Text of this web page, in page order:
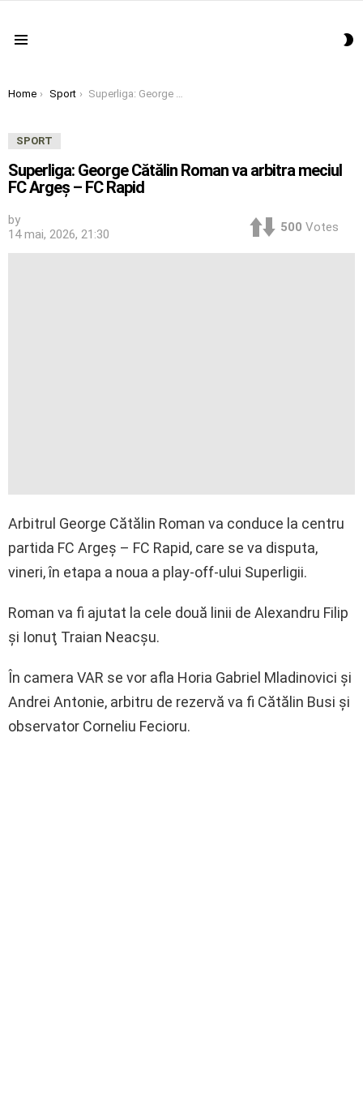
You are here:
Home Sport Superliga: George Cătălin Roman va arbitra meciul FC Argeş – FC Rapid
SPORT
Superliga: George Cătălin Roman va arbitra meciul
FC Argeş – FC Rapid
by
14 mai, 2026, 21:30
500 Votes
Arbitrul George Cătălin Roman va conduce la centru
partida FC Argeş – FC Rapid, care se va disputa,
vineri, în etapa a noua a play-off-ului Superligii.
Roman va fi ajutat la cele două linii de Alexandru Filip
şi Ionuţ Traian Neacşu.
În camera VAR se vor afla Horia Gabriel Mladinovici şi
Andrei Antonie, arbitru de rezervă va fi Cătălin Busi şi
observator Corneliu Fecioru.